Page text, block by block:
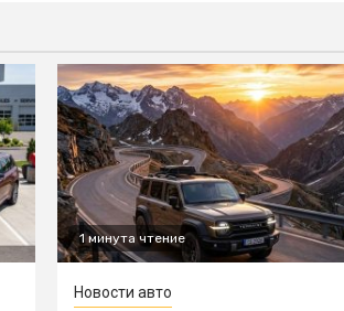
1 минута чтение
Новости авто